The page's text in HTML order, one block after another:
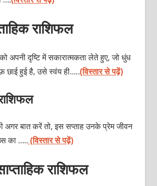
राशिफल
अपनी दृष्टि में सकारात्मकता लेते हुए, जो धुंध
छाई हुई है, उसे स्वंय ही…..(विस्तार से पढ़ें)
अगर बात करें तो, इस सप्ताह उनके प्रेम जीवन
का ….. (विस्तार से पढ़ें)
राशिफल